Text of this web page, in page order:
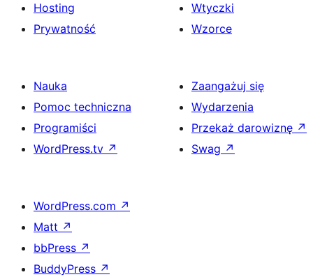
Hosting
Prywatność
Wtyczki
Wzorce
Nauka
Pomoc techniczna
Programiści
WordPress.tv ↗
Zaangażuj się
Wydarzenia
Przekaż darowiznę ↗
Swag ↗
WordPress.com ↗
Matt ↗
bbPress ↗
BuddyPress ↗